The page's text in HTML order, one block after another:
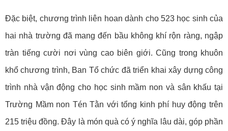
Đặc biệt, chương trình liên hoan dành cho 523 học sinh của
hai nhà trường đã mang đến bầu không khí rộn ràng, ngập
tràn tiếng cười nơi vùng cao biên giới. Cũng trong khuôn
khổ chương trình, Ban Tổ chức đã triển khai xây dựng công
trình nhà vận động cho học sinh mầm non và sân khấu tại
Trường Mầm non Tén Tằn với tổng kinh phí huy động trên
215 triệu đồng. Đây là món quà có ý nghĩa lâu dài, góp phần